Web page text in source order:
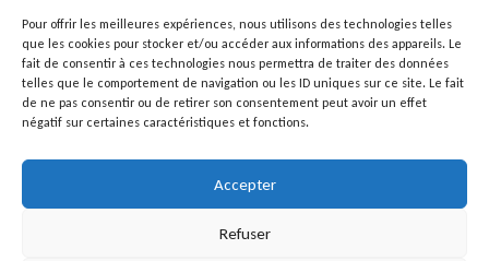
Pour offrir les meilleures expériences, nous utilisons des technologies telles
que les cookies pour stocker et/ou accéder aux informations des appareils. Le
fait de consentir à ces technologies nous permettra de traiter des données
telles que le comportement de navigation ou les ID uniques sur ce site. Le fait
de ne pas consentir ou de retirer son consentement peut avoir un effet
négatif sur certaines caractéristiques et fonctions.
Accepter
Refuser
métalliques, principalement en acier, avec une
majorité de pièces mécano-soudées à base de fils
et de grilles. Cette activité s’adresse à des clients
issus de secteurs électrique, viticole, mécanique et
d’agencement de magasins. Grâce à cette
synergie, le groupe REM élargit son champ
d’action et renforce son offre de services de
traitement anti-corrosion.